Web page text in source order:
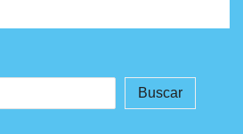
Buscar